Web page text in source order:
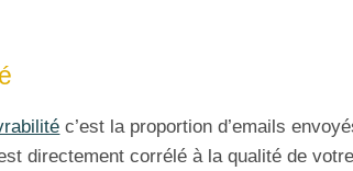
c’est la proportion d’emails
directement corrélé à la qualité de